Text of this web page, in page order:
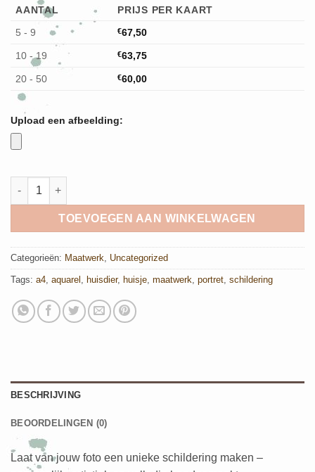
AANTAL
PRIJS PER KAART
5 - 9
€67,50
10 - 19 €63,75
20 - 50 €60,00
Upload een afbeelding:
Schildering op maat - A4 aantal
TOEVOEGEN AAN WINKELWAGEN
Categorieën: Maatwerk Uncategorized
Tags: a4 aquarel huisdier, huisje maatwerk portret schildering
BESCHRIJVING
BEOORDELINGEN (0)
Laat van jouw foto een unieke schildering maken –